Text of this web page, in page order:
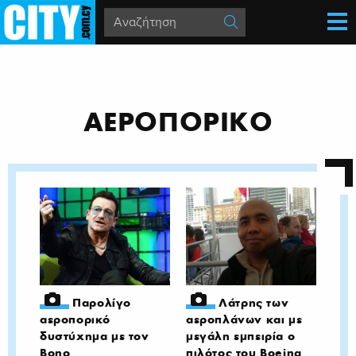
ΑΕΡΟΠΟΡΙΚΟ
Παρολίγο
αεροπορικό
δυστύχημα με τον
Bono
Λάτρης των
αεροπλάνων και με
μεγάλη εμπειρία ο
πιλότος του Boeing